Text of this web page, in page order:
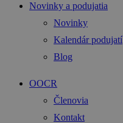
Novinky a podujatia
Novinky
Kalendár podujatí
Blog
OOCR
Členovia
Kontakt